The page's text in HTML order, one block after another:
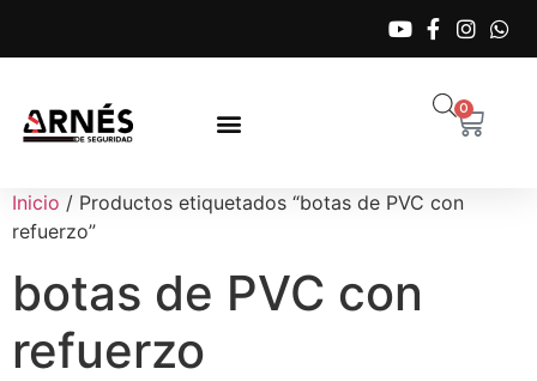
0
Inicio / Productos etiquetados “botas de PVC con
refuerzo”
botas de PVC con
refuerzo